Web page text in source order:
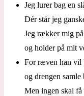
Jeg lurer bag en
Dér står jeg
Jeg rækker mig på
og holder på mit
For ræven han vil
og drengen samle
Men ingen skal få